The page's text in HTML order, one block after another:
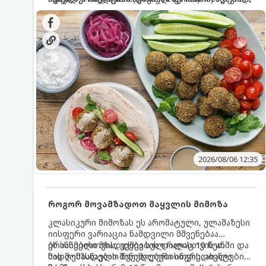
სალათებთან ერთად ან ტახინის (სესამის)
სოუსთან მირთმევისთვის.
იდეალურად შეინარჩუნოს და არ დაიშალოს.
დრო: 10–15 წუთი ულუფა: 20–24 ცალი ბურთულა
(4–6 პორცია)
2026/08/06 12:35
როგორ მოვამზადოთ მაყვლის მიმოზა
კლასიკური მიმოზას ეს არომატული, ულამაზესი
იისფერი ვარიაცია ნამდვილი მშვენებაა
ბრანჩებისთვის, უქმეების დილისთვის ან
სადღესასწაულო წვეულებებისთვის. ახალი
ეს სასმელი მზადდება სულ რაღაც 10 წუთში და
მის მომზადებას მინიმალური ინგრედიენტები